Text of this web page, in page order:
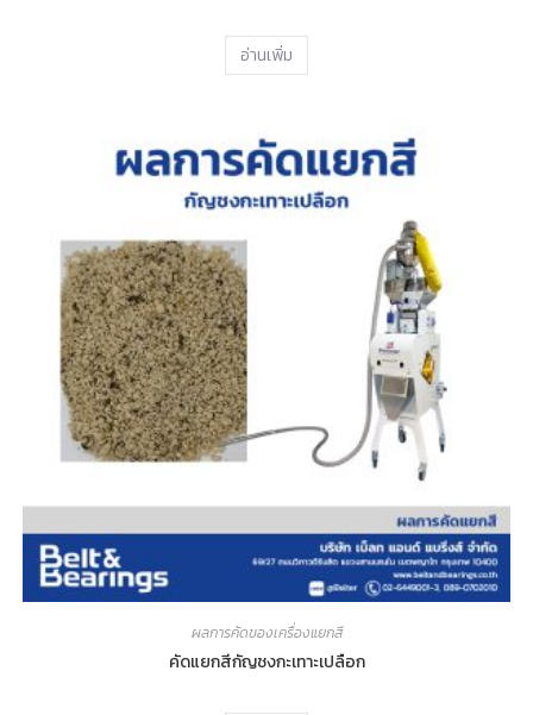
อ่านเพิ่ม
ผลการคัดของเครื่องแยกสี
คัดแยกสีกัญชงกะเทาะเปลือก